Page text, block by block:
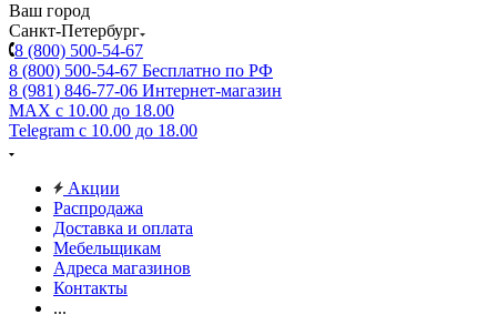
Ваш город
Санкт-Петербург
8 (800) 500-54-67
8 (800) 500-54-67 Бесплатно по РФ
8 (981) 846-77-06 Интернет-магазин
MAX с 10.00 до 18.00
Telegram с 10.00 до 18.00
Акции
Распродажа
Доставка и оплата
Мебельщикам
Адреса магазинов
Контакты
...